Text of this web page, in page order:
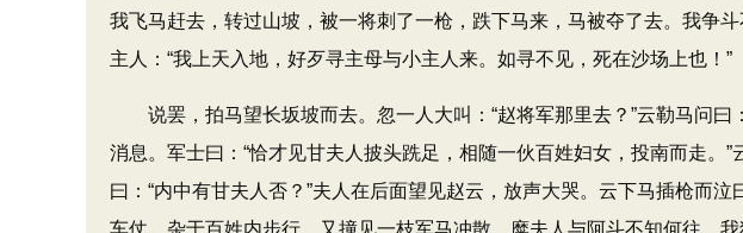
我飞马赶去，转过山坡，被一将刺了一枪，跌下马来，马被夺了去。我争
主人：“我上天入地，好歹寻主母与小主人来。如寻不见，死在沙场上也！”
说罢，拍马望长坂坡而去。忽一人大叫：“赵将军那里去？”云勒马问曰
消息。军士曰：“恰才见甘夫人披头跣足，相随一伙百姓妇女，投南而走。
曰：“内中有甘夫人否？”夫人在后面望见赵云，放声大哭。云下马插枪而
车仗，杂于百姓内步行，又撞见一枝军马冲散。糜夫人与阿斗不知何往。我